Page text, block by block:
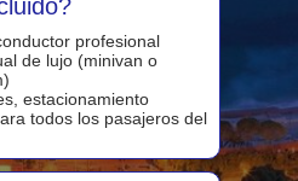
profesional
de lujo (minivan o
estacionamiento
todos los pasajeros del